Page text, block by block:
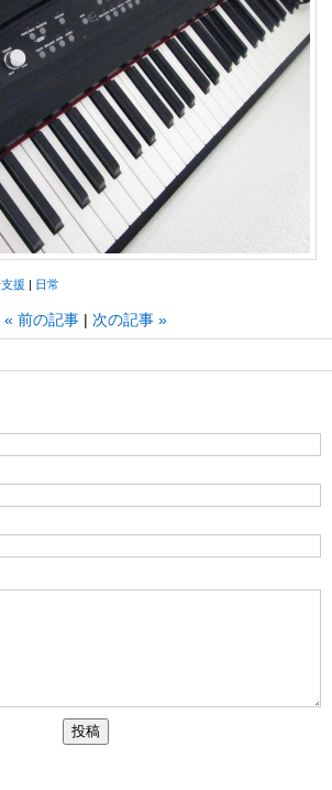
援 日常
« 前の記事 次の記事 »